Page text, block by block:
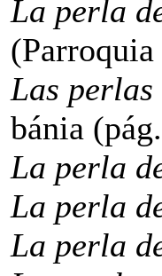
La perla
Las
bánia
La perla
La perla
La perla